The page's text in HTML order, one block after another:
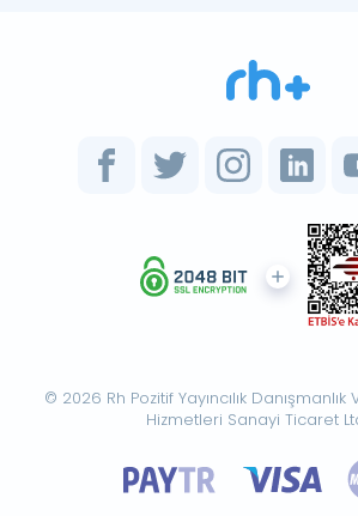
© 2026 Rh Pozitif Yayıncılık
Hizmetleri Sanayi Ticaret